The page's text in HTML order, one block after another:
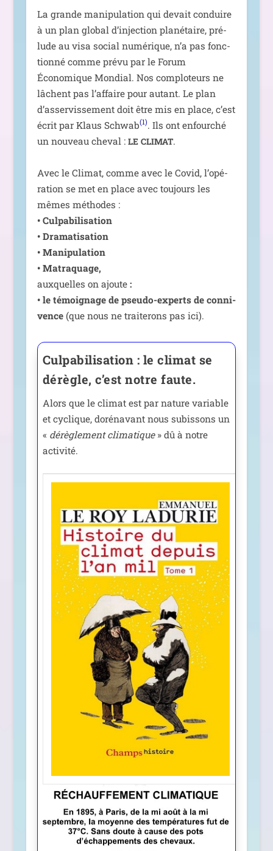
La grande mani­pu­la­tion qui devait conduire
à un plan glo­bal d’in­jec­tion pla­né­taire, pré­
lude au visa social numé­rique, n’a pas fonc­
tion­né comme pré­vu par le Forum
Économique Mondial. Nos com­plo­teurs ne
lâchent pas l’af­faire pour autant. Le plan
d’as­ser­vis­se­ment doit être mis en place, c’est
écrit par Klaus Schwab(1). Ils ont enfour­ché
un nou­veau che­val : LE CLIMAT.
Avec le Climat, comme avec le Covid, l’o­pé­
ra­tion se met en place avec tou­jours les
mêmes méthodes :
• Culpabilisation
• Dramatisation
• Manipulation
• Matraquage,
aux­quelles on ajoute :
• le témoi­gnage de pseu­do-experts de conni­
vence(que nous ne trai­te­rons pas ici).
Culpabilisation : le climat se
dérègle, c’est notre faute.
Alors que le cli­mat est par nature variable
et cyclique, doré­na­vant nous subis­sons un
« dérè­gle­ment cli­ma­tique» dû à notre
activité.